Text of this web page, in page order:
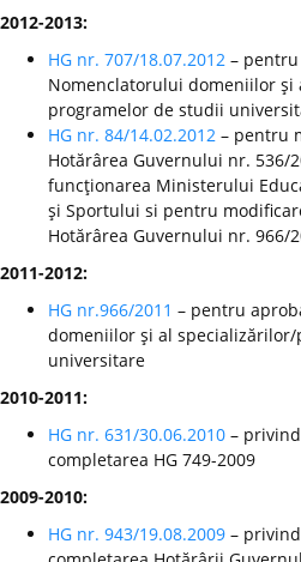
2012-2013:
HG nr. 707/18.07.2012 –
Nomenclatorului domeniilor şi
programelor de studii
HG nr. 84/14.02.2012 – pentru
Hotărârea Guvernului nr. 536/
funcţionarea Ministerului
şi Sportului si pentru
Hotărârea Guvernului nr. 966/
2011-2012:
HG nr.966/2011 – pentru
domeniilor şi al
universitare
2010-2011:
HG nr. 631/30.06.2010 –
completarea HG 749-2009
2009-2010:
HG nr. 943/19.08.2009 –